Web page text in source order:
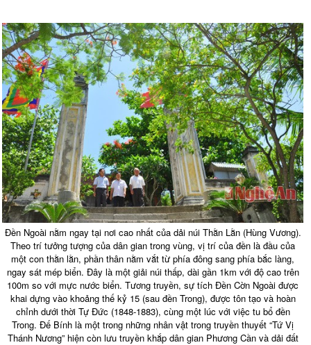
Đền Ngoài nằm ngay tại nơi cao nhất của dải núi Thằn Lằn (Hùng Vương).
Theo trí tưởng tượng của dân gian trong vùng, vị trí của đền là đầu của
một con thằn lằn, phần thân nằm vắt từ phía đông sang phía bắc làng,
ngay sát mép biển. Đây là một giải núi thấp, dài gần 1km với độ cao trên
100m so với mực nước biển. Tương truyền, sự tích Đền Cờn Ngoài được
khai dựng vào khoảng thế kỷ 15 (sau đền Trong), được tôn tạo và hoàn
chỉnh dưới thời Tự Đức (1848-1883), cùng một lúc với việc tu bổ đền
Trong. Đế Bính là một trong những nhân vật trong truyền thuyết “Tứ Vị
Thánh Nương” hiện còn lưu truyền khắp dân gian Phương Cần và dải đất